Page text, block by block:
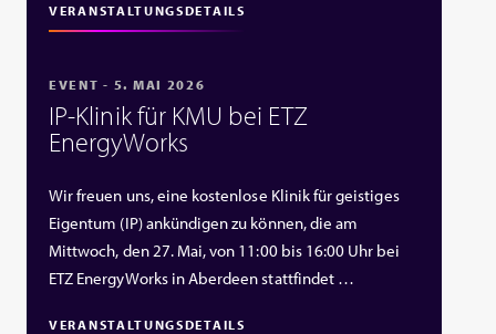
VERANSTALTUNGSDETAILS
EVENT - 5. MAI 2026
IP‑Klinik für KMU bei ETZ
EnergyWorks
Wir freuen uns, eine kostenlose Klinik für geistiges
Eigentum (IP) ankündigen zu können, die am
Mittwoch, den 27. Mai, von 11:00 bis 16:00 Uhr bei
ETZ EnergyWorks in Aberdeen stattfindet …
VERANSTALTUNGSDETAILS